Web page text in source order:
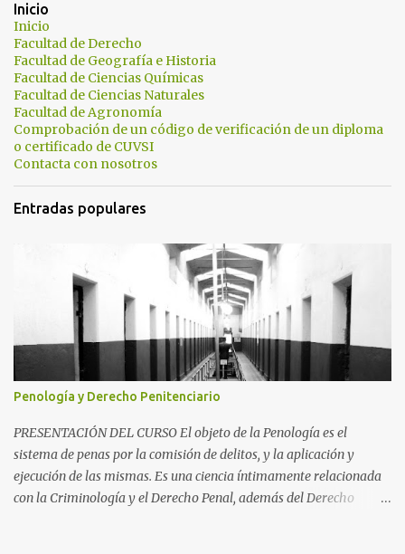
a
r
i
o
s
Inicio
Inicio
Facultad de Derecho
Facultad de Geografía e Historia
Facultad de Ciencias Químicas
Facultad de Ciencias Naturales
Facultad de Agronomía
Comprobación de un código de verificación de un diploma
o certificado de CUVSI
Contacta con nosotros
Entradas populares
Penología y Derecho Penitenciario
PRESENTACIÓN DEL CURSO El objeto de la Penología es el
sistema de penas por la comisión de delitos, y la aplicación y
ejecución de las mismas. Es una ciencia íntimamente relacionada
con la Criminología y el Derecho Penal, además del Derecho